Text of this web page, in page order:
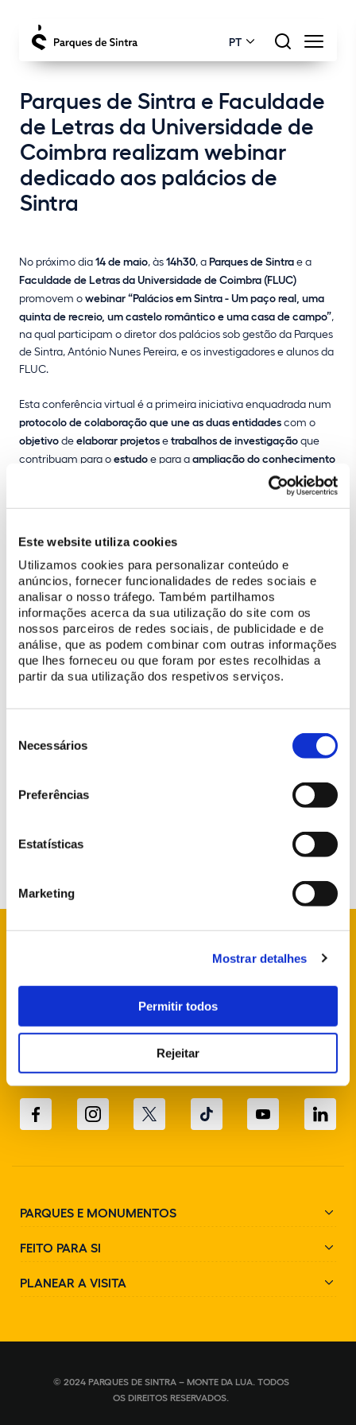
Este website utiliza cookies
Utilizamos cookies para personalizar conteúdo e
anúncios, fornecer funcionalidades de redes sociais e
analisar o nosso tráfego. Também partilhamos
informações acerca da sua utilização do site com os
nossos parceiros de redes sociais, de publicidade e de
análise, que as podem combinar com outras informações
que lhes forneceu ou que foram por estes recolhidas a
partir da sua utilização dos respetivos serviços.
Necessários
Preferências
Estatísticas
Marketing
Mostrar detalhes
Permitir todos
Rejeitar
PT
Parques de Sintra e Faculdade
de Letras da Universidade de
Coimbra realizam webinar
dedicado aos palácios de
Sintra
No próximo dia14 de maio, às14h30, aParques de Sintrae a
Faculdade de Letras da Universidade de Coimbra (FLUC)
promovem owebinar“Palácios em Sintra - Um paço real, uma
quinta de recreio, um castelo romântico e uma casa de campo”,
na qual participam o diretor dos palácios sob gestão da Parques
de Sintra, António Nunes Pereira, e os investigadores e alunos da
FLUC.
Esta conferência virtual é a primeira iniciativa enquadrada num
protocolo de colaboração que une as duas entidadescom o
objetivodeelaborar projetosetrabalhos de investigaçãoque
contribuam para oestudoe para aampliação do conhecimento
relativo ao património gerido pela Parques de Sintra. A parceria
envolve os investigadores de ambas as instituições, os docentes
e os alunos da FLUC das áreas de História da Arte, Museologia e
restauro tanto dos espaços, como dos respetivos acervos.
info@parquesdesintra.pt
PARQUES E MONUMENTOS
FEITO PARA SI
PLANEAR A VISITA
© 2024 PARQUES DE SINTRA – MONTE DA LUA. TODOS
OS DIREITOS RESERVADOS.